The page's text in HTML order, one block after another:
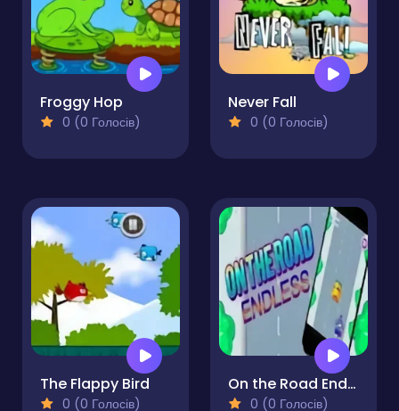
Froggy Hop
0 (0 Голосів)
Never Fall
0 (0 Голосів)
The Flappy Bird
0 (0 Голосів)
On the Road Endless
0 (0 Голосів)